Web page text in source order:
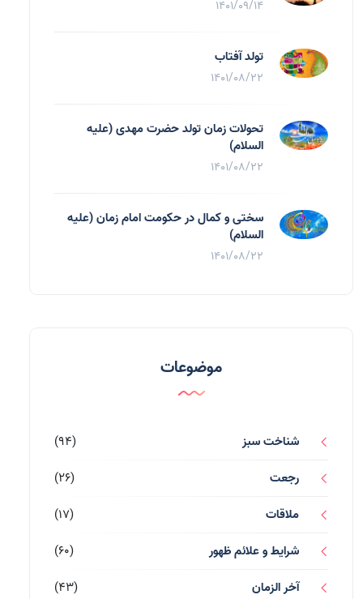
1401/09/14
تولد آفتاب
1401/08/22
تحولات زمان تولد حضرت مهدی (علیه
السلام)
1401/08/22
سختی و کمال در حکومت امام زمان (علیه
السلام)
1401/08/22
موضوعات
شناخت سبز
(94)
رجعت
(26)
ملاقات
(17)
شرایط و علائم ظهور
(60)
آخر الزمان
(43)